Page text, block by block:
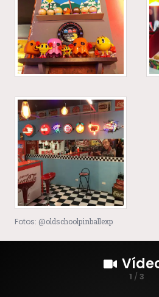
Fotos: @oldschoolpinballexp
1 / 3